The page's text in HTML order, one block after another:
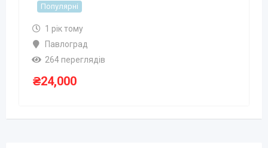
Популярні
1 рік тому
Павлоград
264 переглядів
₴24,000